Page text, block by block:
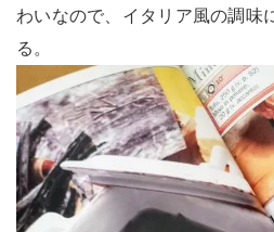
わいなので、イタリア風の調味
る。